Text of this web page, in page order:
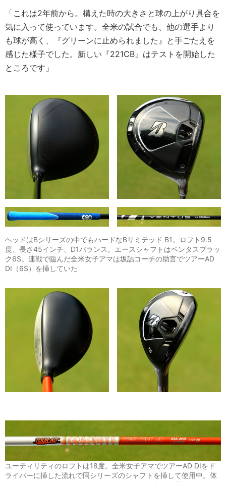
「これは2年前から。構えた時の大きさと球の上がり具合を
気に入って使っています。全米の試合でも、他の選手より
も球が高く、『グリーンに止められました』と手ごたえを
感じた様子でした。新しい『221CB』はテストを開始した
ところです」
ヘッドはBシリーズの中でもハードなBリミテッド B1。ロフト9.5
度、長さ45インチ、D1バランス。エースシャフトはベンタスブラッ
ク6S。連戦で臨んだ全米女子アマは坂詰コーチの助言でツアーAD
DI（6S）を挿していた
ユーティリティのロフトは18度。全米女子アマでツアーAD DIをド
ライバーに挿した流れで同シリーズのシャフトを挿して使用中。体